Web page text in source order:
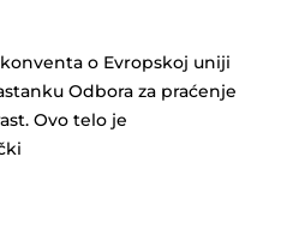
o Evropskoj uniji
Odbora za praćenje
Ovo telo je